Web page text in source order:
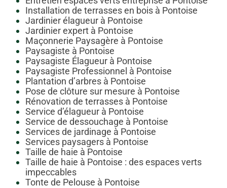
Installation de terrasses en bois à Pontoise
Jardinier élagueur à Pontoise
Jardinier expert à Pontoise
Maçonnerie Paysagère à Pontoise
Paysagiste à Pontoise
Paysagiste Élagueur à Pontoise
Paysagiste Professionnel à Pontoise
Plantation d’arbres à Pontoise
Pose de clôture sur mesure à Pontoise
Rénovation de terrasses à Pontoise
Service d’élagueur à Pontoise
Service de dessouchage à Pontoise
Services de jardinage à Pontoise
Services paysagers à Pontoise
Taille de haie à Pontoise
Taille de haie à Pontoise : des espaces verts
impeccables
Tonte de Pelouse à Pontoise